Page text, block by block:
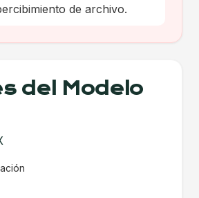
de archivo.
del Modelo